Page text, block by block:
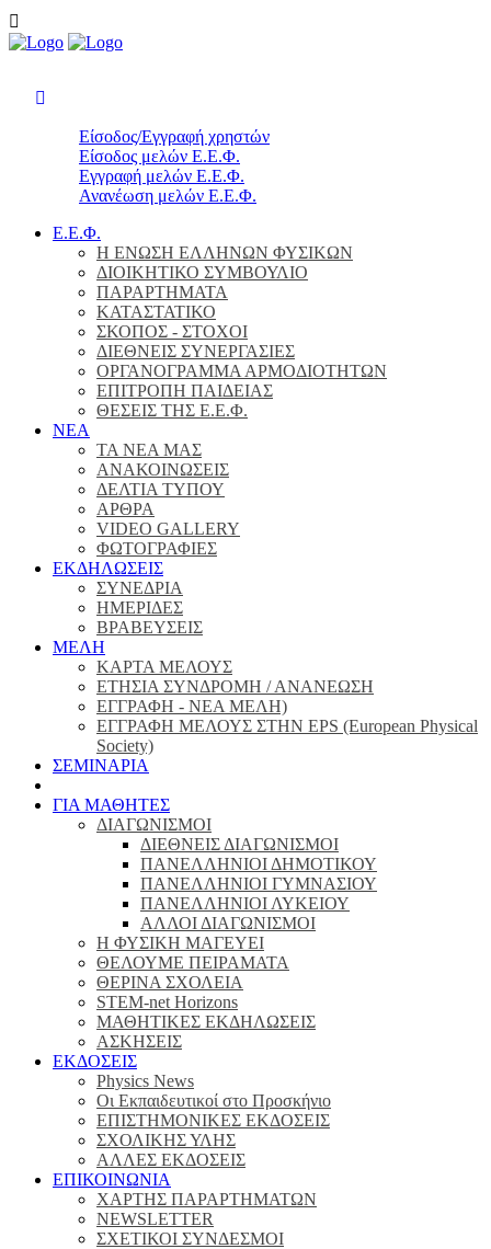
Είσοδος/Εγγραφή χρηστών
Είσοδος μελών Ε.Ε.Φ.
Εγγραφή μελών Ε.Ε.Φ.
Ανανέωση μελών Ε.Ε.Φ.
Ε.Ε.Φ.
Η ΕΝΩΣΗ ΕΛΛΗΝΩΝ ΦΥΣΙΚΩΝ
ΔΙΟΙΚΗΤΙΚΟ ΣΥΜΒΟΥΛΙΟ
ΠΑΡΑΡΤΗΜΑΤΑ
ΚΑΤΑΣΤΑΤΙΚΟ
ΣΚΟΠΟΣ - ΣΤΟΧΟΙ
ΔΙΕΘΝΕΙΣ ΣΥΝΕΡΓΑΣΙΕΣ
ΟΡΓΑΝΟΓΡΑΜΜΑ ΑΡΜΟΔΙΟΤΗΤΩΝ
ΕΠΙΤΡΟΠΗ ΠΑΙΔΕΙΑΣ
ΘΕΣΕΙΣ ΤΗΣ Ε.Ε.Φ.
ΝΕΑ
ΤΑ ΝΕΑ ΜΑΣ
ΑΝΑΚΟΙΝΩΣΕΙΣ
ΔΕΛΤΙΑ ΤΥΠΟΥ
ΑΡΘΡΑ
VIDEO GALLERY
ΦΩΤΟΓΡΑΦΙΕΣ
ΕΚΔΗΛΩΣΕΙΣ
ΣΥΝΕΔΡΙΑ
ΗΜΕΡΙΔΕΣ
ΒΡΑΒΕΥΣΕΙΣ
ΜΕΛΗ
ΚΑΡΤΑ ΜΕΛΟΥΣ
ΕΤΗΣΙΑ ΣΥΝΔΡΟΜΗ / ΑΝΑΝΕΩΣΗ
ΕΓΓΡΑΦΗ - ΝΕΑ ΜΕΛΗ)
ΕΓΓΡΑΦΗ ΜΕΛΟΥΣ ΣΤΗΝ EPS (European Physical
Society)
ΣΕΜΙΝΑΡΙΑ
ΓΙΑ ΜΑΘΗΤΕΣ
ΔΙΑΓΩΝΙΣΜΟΙ
ΔΙΕΘΝΕΙΣ ΔΙΑΓΩΝΙΣΜΟΙ
ΠΑΝΕΛΛΗΝΙΟΙ ΔΗΜΟΤΙΚΟΥ
ΠΑΝΕΛΛΗΝΙΟΙ ΓΥΜΝΑΣΙΟΥ
ΠΑΝΕΛΛΗΝΙΟΙ ΛΥΚΕΙΟΥ
ΑΛΛΟΙ ΔΙΑΓΩΝΙΣΜΟΙ
Η ΦΥΣΙΚΗ ΜΑΓΕΥΕΙ
ΘΕΛΟΥΜΕ ΠΕΙΡΑΜΑΤΑ
ΘΕΡΙΝΑ ΣΧΟΛΕΙΑ
STEM-net Horizons
ΜΑΘΗΤΙΚΕΣ ΕΚΔΗΛΩΣΕΙΣ
ΑΣΚΗΣΕΙΣ
ΕΚΔΟΣΕΙΣ
Physics News
Οι Εκπαιδευτικοί στο Προσκήνιο
ΕΠΙΣΤΗΜΟΝΙΚΕΣ ΕΚΔΟΣΕΙΣ
ΣΧΟΛΙΚΗΣ ΥΛΗΣ
ΑΛΛΕΣ ΕΚΔΟΣΕΙΣ
ΕΠΙΚΟΙΝΩΝΙΑ
ΧΑΡΤΗΣ ΠΑΡΑΡΤΗΜΑΤΩΝ
NEWSLETTER
ΣΧΕΤΙΚΟΙ ΣΥΝΔΕΣΜΟΙ